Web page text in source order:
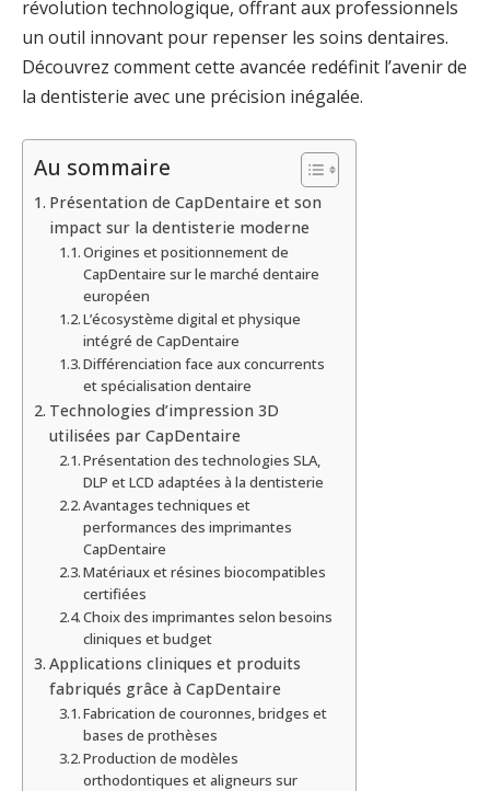
révolution technologique, offrant aux professionnels
un outil innovant pour repenser les soins dentaires.
Découvrez comment cette avancée redéfinit l’avenir de
la dentisterie avec une précision inégalée.
Au sommaire
Présentation de CapDentaire et son
impact sur la dentisterie moderne
Origines et positionnement de
CapDentaire sur le marché dentaire
européen
L’écosystème digital et physique
intégré de CapDentaire
Différenciation face aux concurrents
et spécialisation dentaire
Technologies d’impression 3D
utilisées par CapDentaire
Présentation des technologies SLA,
DLP et LCD adaptées à la dentisterie
Avantages techniques et
performances des imprimantes
CapDentaire
Matériaux et résines biocompatibles
certifiées
Choix des imprimantes selon besoins
cliniques et budget
Applications cliniques et produits
fabriqués grâce à CapDentaire
Fabrication de couronnes, bridges et
bases de prothèses
Production de modèles
orthodontiques et aligneurs sur